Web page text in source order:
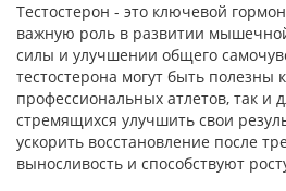
Тестостерон - это ключевой
важную роль в развитии
силы и улучшении общего
тестостерона могут быть полезны
профессиональных атлетов, так и
стремящихся улучшить свои
ускорить восстановление после
выносливость и способствуют